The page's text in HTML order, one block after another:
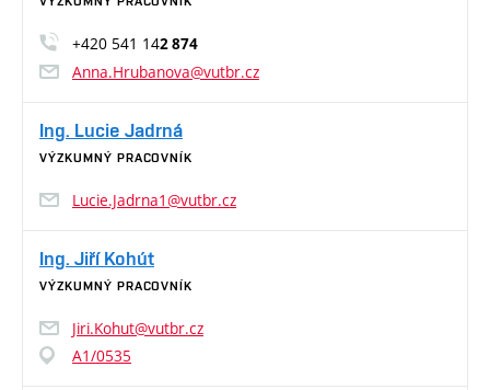
+420 541 142 874
Anna.Hrubanova@vutbr.cz
Ing. Lucie Jadrná
VÝZKUMNÝ PRACOVNÍK
Lucie.Jadrna1@vutbr.cz
Ing. Jiří Kohút
VÝZKUMNÝ PRACOVNÍK
Jiri.Kohut@vutbr.cz
A1/0535